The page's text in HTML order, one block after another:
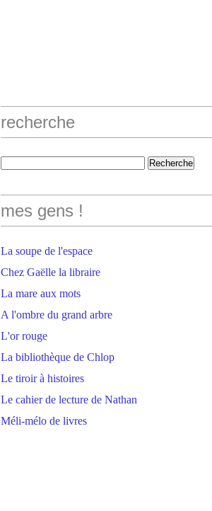
recherche
mes gens !
La soupe de l'espace
Chez Gaëlle la libraire
La mare aux mots
A l'ombre du grand arbre
L'or rouge
La bibliothèque de Chlop
Le tiroir à histoires
Le cahier de lecture de Nathan
Méli-mélo de livres